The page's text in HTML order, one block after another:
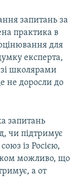
запитань за
практика в
для
експерта,
школярами
не доросли до
запитань
чи підтримує
із Росією,
можливо, що
а от